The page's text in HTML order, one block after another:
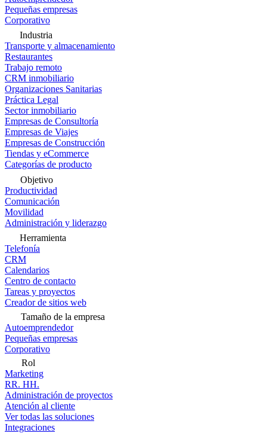
Pequeñas empresas
Corporativo
Industria
Transporte y almacenamiento
Restaurantes
Trabajo remoto
CRM inmobiliario
Organizaciones Sanitarias
Práctica Legal
Sector inmobiliario
Empresas de Consultoría
Empresas de Viajes
Empresas de Construcción
Tiendas y eCommerce
Categorías de producto
Objetivo
Productividad
Comunicación
Movilidad
Administración y liderazgo
Herramienta
Telefonía
CRM
Calendarios
Centro de contacto
Tareas y proyectos
Creador de sitios web
Tamaño de la empresa
Autoemprendedor
Pequeñas empresas
Corporativo
Rol
Marketing
RR. HH.
Administración de proyectos
Atención al cliente
Ver todas las soluciones
Integraciones